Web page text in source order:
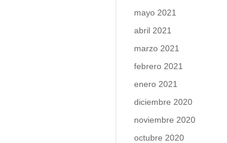
mayo 2021
abril 2021
marzo 2021
febrero 2021
enero 2021
diciembre 2020
noviembre 2020
octubre 2020